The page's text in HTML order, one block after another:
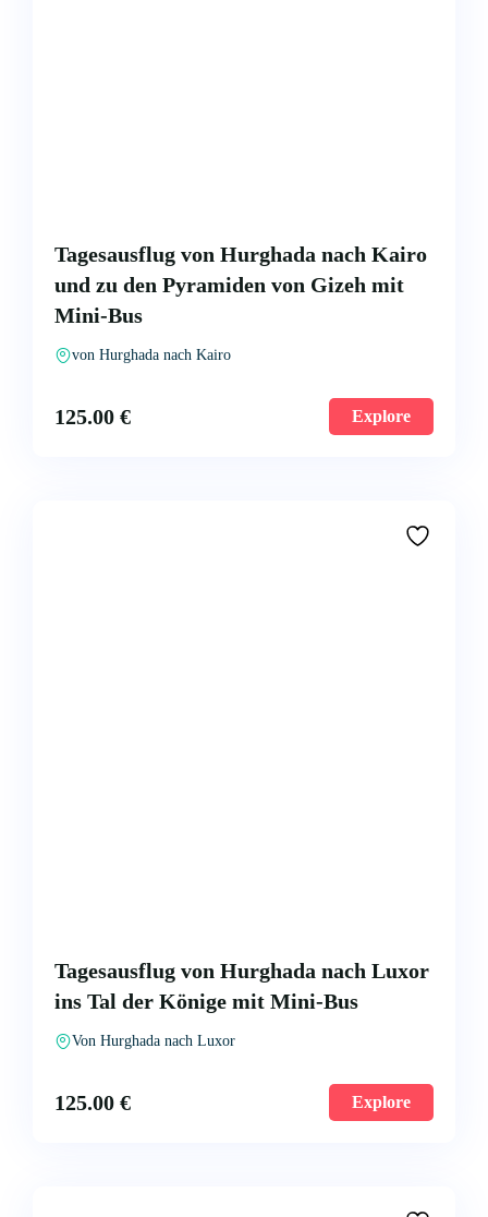
Tagesausflug von Hurghada nach Kairo
und zu den Pyramiden von Gizeh mit
Mini-Bus
von Hurghada nach Kairo
125.00 € Explore
Tagesausflug von Hurghada nach Luxor
ins Tal der Könige mit Mini-Bus
Von Hurghada nach Luxor
125.00 € Explore